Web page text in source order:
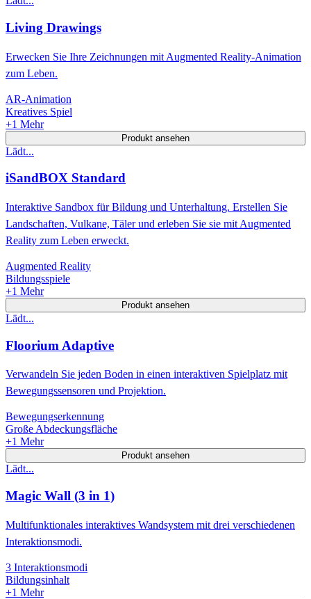
Living Drawings
Erwecken Sie Ihre Zeichnungen mit Augmented Reality-Animation
zum Leben.
AR-Animation
Kreatives Spiel
+1 Mehr
Produkt ansehen
Lädt...
iSandBOX Standard
Interaktive Sandbox für Bildung und Unterhaltung. Erstellen Sie
Landschaften, Vulkane, Täler und erleben Sie sie mit Augmented
Reality zum Leben erweckt.
Augmented Reality
Bildungsspiele
+1 Mehr
Produkt ansehen
Lädt...
Floorium Adaptive
Verwandeln Sie jeden Boden in einen interaktiven Spielplatz mit
Bewegungssensoren und Projektion.
Bewegungserkennung
Große Abdeckungsfläche
+1 Mehr
Produkt ansehen
Lädt...
Magic Wall (3 in 1)
Multifunktionales interaktives Wandsystem mit drei verschiedenen
Interaktionsmodi.
3 Interaktionsmodi
Bildungsinhalt
+1 Mehr